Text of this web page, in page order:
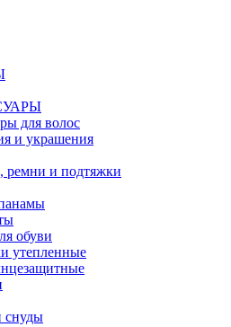
для волос
и украшения
ремни и подтяжки
обуви
утепленные